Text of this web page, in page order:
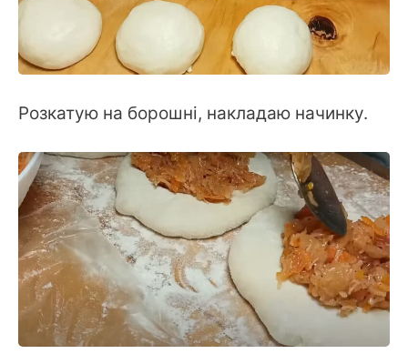
Розкатую на борошні, накладаю начинку.